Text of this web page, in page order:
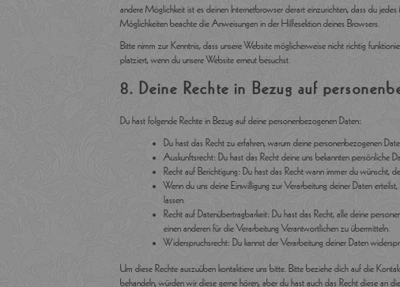
andere Möglichkeit ist es deinen Internetbrowser derart einzurichten, dass du
Möglichkeiten beachte die Anweisungen in der Hilfesektion deines Browsers.
Bitte nimm zur Kenntnis, dass unsere Website möglicherweise nicht richtig
platziert, wenn du unsere Website erneut besuchst.
8. Deine Rechte in Bezug auf
Du hast folgende Rechte in Bezug auf deine personenbezogenen Daten:
Du hast das Recht zu erfahren, warum deine personenbezogenen
Auskunftsrecht: Du hast das Recht deine uns bekannten persönliche
Recht auf Berichtigung: Du hast das Recht wann immer du wünscht,
Wenn du uns deine Einwilligung zur Verarbeitung deiner Daten
lassen.
Recht auf Datenübertragbarkeit: Du hast das Recht, alle deine
einen anderen für die Verarbeitung Verantwortlichen zu übermitteln.
Widerspruchsrecht: Du kannst der Verarbeitung deiner Daten
Um diese Rechte auszuüben kontaktiere uns bitte. Bitte beziehe dich auf die
behandeln, würden wir diese gerne hören, aber du hast auch das Recht diese an